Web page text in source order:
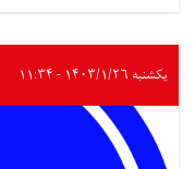
یکشنبه ۱۴۰۳/۱/۲۶ - ۱۱:۳۴